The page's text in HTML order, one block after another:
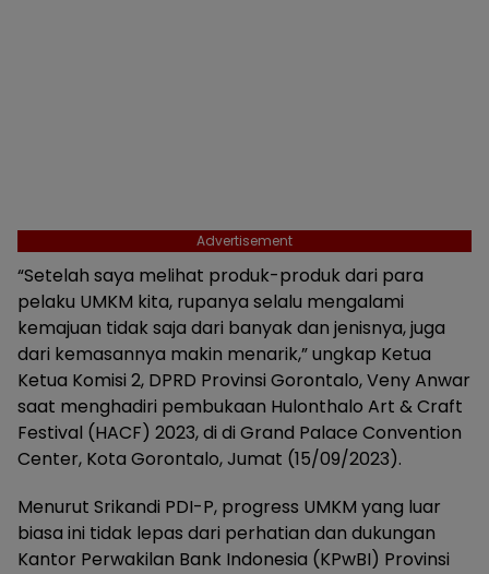
Advertisement
“Setelah saya melihat produk-produk dari para
pelaku UMKM kita, rupanya selalu mengalami
kemajuan tidak saja dari banyak dan jenisnya, juga
dari kemasannya makin menarik,” ungkap Ketua
Ketua Komisi 2, DPRD Provinsi Gorontalo, Veny Anwar
saat menghadiri pembukaan Hulonthalo Art & Craft
Festival (HACF) 2023, di di Grand Palace Convention
Center, Kota Gorontalo, Jumat (15/09/2023).
Menurut Srikandi PDI-P, progress UMKM yang luar
biasa ini tidak lepas dari perhatian dan dukungan
Kantor Perwakilan Bank Indonesia (KPwBI) Provinsi